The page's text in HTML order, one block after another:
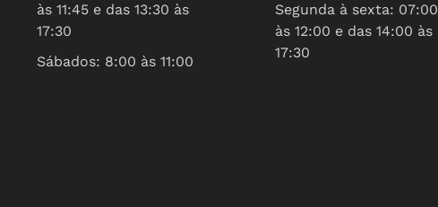
às 11:45 e das 13:30 às
17:30
Sábados: 8:00 às 11:00
Segunda à sexta: 07:00
às 12:00 e das 14:00 às
17:30